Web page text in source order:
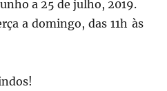
a 25 de julho, 2019.
domingo, das 11h às